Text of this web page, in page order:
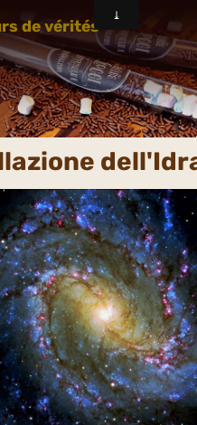
de vérités